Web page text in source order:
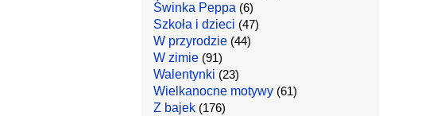
Świnka Peppa (6)
Szkoła i dzieci (47)
W przyrodzie(44)
W zimie(91)
Walentynki (23)
Wielkanocne motywy(61)
Z bajek(176)